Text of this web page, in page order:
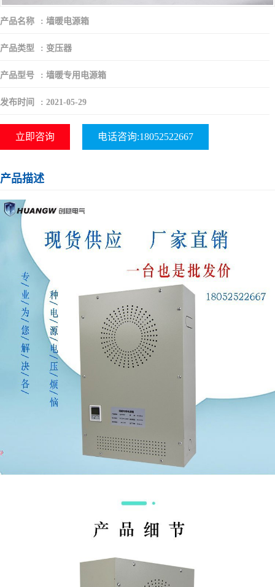
产品名称 : 墙暖电源箱
产品类型 : 变压器
产品型号 : 墙暖专用电源箱
发布时间 : 2021-05-29
立即咨询 电话咨询:18052522667
产品描述